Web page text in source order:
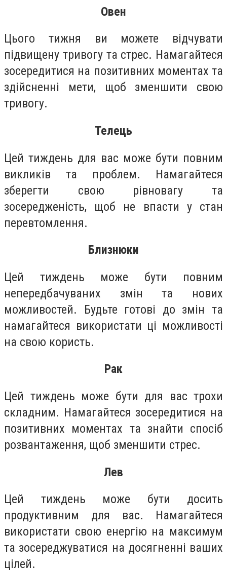
Овен
Цього тижня ви можете відчувати
підвищену тривогу та стрес. Намагайтеся
зосередитися на позитивних моментах та
здійсненні мети, щоб зменшити свою
тривогу.
Телець
Цей тиждень для вас може бути повним
викликів та проблем. Намагайтеся
зберегти свою рівновагу та
зосередженість, щоб не впасти у стан
перевтомлення.
Близнюки
Цей тиждень може бути повним
непередбачуваних змін та нових
можливостей. Будьте готові до змін та
намагайтеся використати ці можливості
на свою користь.
Рак
Цей тиждень може бути для вас трохи
складним. Намагайтеся зосередитися на
позитивних моментах та знайти спосіб
розвантаження, щоб зменшити стрес.
Лев
Цей тиждень може бути досить
продуктивним для вас. Намагайтеся
використати свою енергію на максимум
та зосереджуватися на досягненні ваших
цілей.